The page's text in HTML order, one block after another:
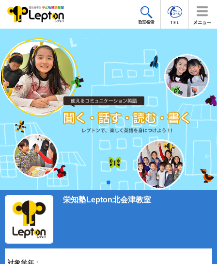
栄知塾Lepton北会津教室
対象学年：